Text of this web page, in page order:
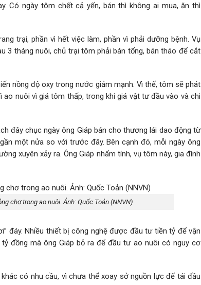
Có ngày tôm chết cả yến, bán thì không ai mua, ăn thì
trại, phần vì hết việc làm, phần vì phải dưỡng bệnh. Vụ
3 tháng nuôi, chủ trại tôm phải bán tống, bán tháo để cắt
nồng độ oxy trong nước giảm mạnh. Vì thế, tôm sẽ phát
nuôi vì giá tôm thấp, trong khi giá vật tư đầu vào và chi
đây chục ngày ông Giáp bán cho thương lái dao động từ
một nửa so với trước đây. Bên cạnh đó, mỗi ngày ông
xuyên xảy ra. Ông Giáp nhẩm tính, vụ tôm này, gia đình
chơ trong ao nuôi. Ảnh: Quốc Toản (NNVN)
đáy. Nhiều thiết bị công nghệ được đầu tư tiền tỷ để vận
đồng mà ông Giáp bỏ ra để đầu tư ao nuôi có nguy cơ
có nhu cầu, vì chưa thể xoay sở nguồn lực để tái đầu